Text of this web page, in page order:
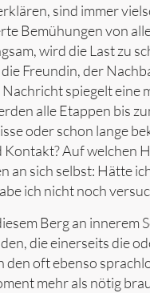
sind immer
Bemühungen von
wird die Last zu
Freundin, der
Nachricht spiegelt
alle Etappen bis
oder schon lange
Kontakt? Auf welchen
an sich selbst: Hätte
ich nicht noch
Berg an innerem
die einerseits die
den oft ebenso
mehr als nötig